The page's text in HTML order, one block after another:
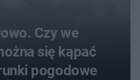
Czy we
się kąpać
pogodowe